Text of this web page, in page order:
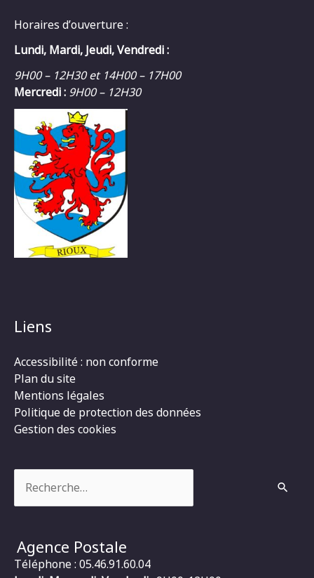
Horaires d’ouverture :
Lundi, Mardi, Jeudi, Vendredi :
9H00 – 12H30 et 14H00 – 17H00
Mercredi : 9H00 – 12H30
Liens
Accessibilité : non conforme
Plan du site
Mentions légales
Politique de protection des données
Gestion des cookies
Agence Postale
Téléphone : 05.46.91.60.04